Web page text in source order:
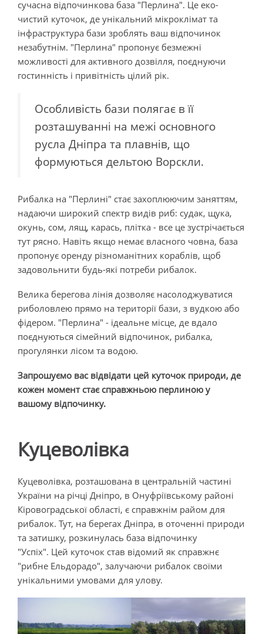
сучасна відпочинкова база "Перлина". Це еко-
чистий куточок, де унікальний мікроклімат та
інфраструктура бази зроблять ваш відпочинок
незабутнім. "Перлина" пропонує безмежні
можливості для активного дозвілля, поєднуючи
гостинність і привітність цілий рік.
Особливість бази полягає в її
розташуванні на межі основного
русла Дніпра та плавнів, що
формуються дельтою Ворскли.
Рибалка на "Перлині" стає захоплюючим заняттям,
надаючи широкий спектр видів риб: судак, щука,
окунь, сом, лящ, карась, плітка - все це зустрічається
тут рясно. Навіть якщо немає власного човна, база
пропонує оренду різноманітних кораблів, щоб
задовольнити будь-які потреби рибалок.
Велика берегова лінія дозволяє насолоджуватися
риболовлею прямо на території бази, з вудкою або
фідером. "Перлина" - ідеальне місце, де вдало
поєднуються сімейний відпочинок, рибалка,
прогулянки лісом та водою.
Запрошуємо вас відвідати цей куточок природи, де
кожен момент стає справжньою перлиною у
вашому відпочинку.
Куцеволівка
Куцеволівка, розташована в центральній частині
України на річці Дніпро, в Онуфріївському районі
Кіровоградської області, є справжнім райом для
рибалок. Тут, на берегах Дніпра, в оточенні природи
та затишку, розкинулась база відпочинку
"Успіх". Цей куточок став відомий як справжнє
"рибне Ельдорадо", залучаючи рибалок своїми
унікальними умовами для улову.